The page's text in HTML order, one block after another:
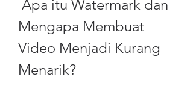
Mengapa Membuat
Video Menjadi Kurang
Menarik?